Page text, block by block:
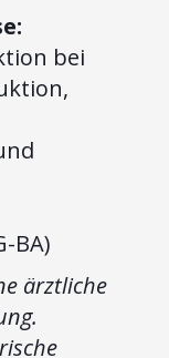
bei
BA)
ärztliche